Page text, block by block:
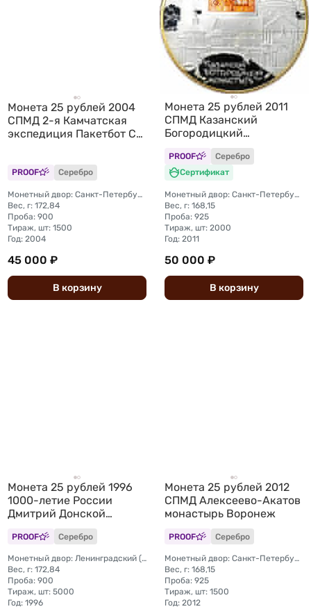
Монета 25 рублей 2004
СПМД 2-я Камчатская
экспедиция Пакетбот Св.
PROOF Серебро
Монетный двор: Санкт-Петербургский (СПМД)
Вес, г: 172,84
Проба: 900
Тираж, шт: 1500
Год: 2004
45 000 ₽
В корзину
Монета 25 рублей 2011
СПМД Казанский
Богородицкий
монастырь
PROOF
Серебро
Сертификат
Монетный двор: Санкт-Петербургский (СПМД)
Вес, г: 168,15
Проба: 925
Тираж, шт: 2000
Год: 2011
50 000 ₽
В корзину
Монета 25 рублей 1996
1000-летие России
Дмитрий Донской
Куликовская Битва 1380
PROOF Серебро
Монетный двор: Ленинградский (ЛМД)
Вес, г: 172,84
Проба: 900
Тираж, шт: 5000
Год: 1996
Монета 25 рублей 2012
СПМД Алексеево-Акатов
монастырь Воронеж
PROOF Серебро
Монетный двор: Санкт-Петербургский (СПМД)
Вес, г: 168,15
Проба: 925
Тираж, шт: 1500
Год: 2012